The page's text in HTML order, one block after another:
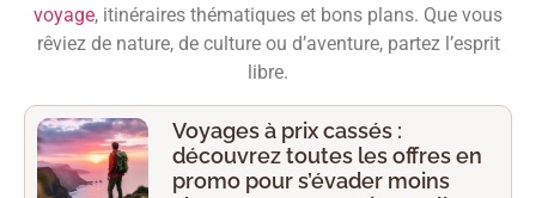
voyage, itinéraires thématiques et bons plans. Que vous
rêviez de nature, de culture ou d’aventure, partez l’esprit
libre.
Voyages à prix cassés :
découvrez toutes les offres en
promo pour s’évader moins